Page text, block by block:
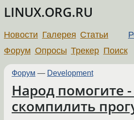
LINUX.ORG.RU
Новости Галерея Статьи
Форум Опросы Трекер Поиск
Форум — Development
Народ помогите
скомпилить